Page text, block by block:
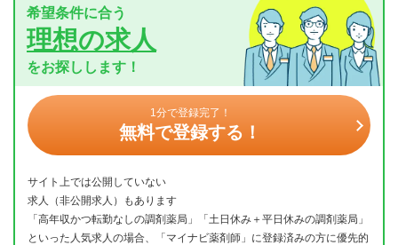
希望条件に合う
理想の求人
をお探しします！
1分で登録完了！
無料で登録する！
サイト上では公開していない
求人（非公開求人）もあります
「高年収かつ転勤なしの調剤薬局」「土日休み＋平日休みの調剤薬局」
といった人気求人の場合、「マイナビ薬剤師」に登録済みの方に優先的